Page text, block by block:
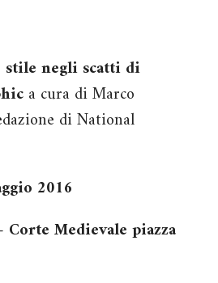
stile negli scatti di
a cura di Marco
di National
2016
Corte Medievale piazza